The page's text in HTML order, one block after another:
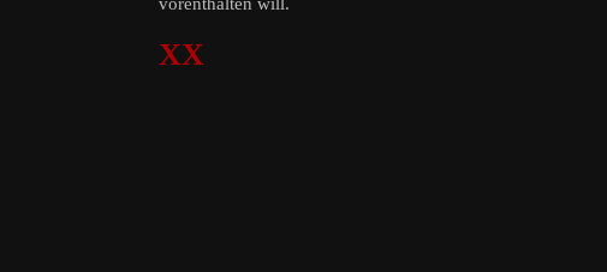
vorenthalten will.
XX